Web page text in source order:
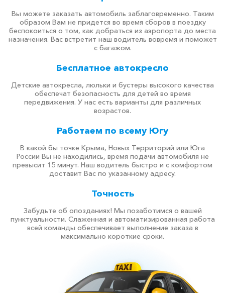
Вы можете заказать автомобиль заблаговременно. Таким
образом Вам не придется во время сборов в поездку
беспокоиться о том, как добраться из аэропорта до места
назначения. Вас встретит наш водитель вовремя и поможет
с багажом.
Бесплатное автокресло
Детские автокресла, люльки и бустеры высокого качества
обеспечат безопасность для детей во время
передвижения. У нас есть варианты для различных
возрастов.
Работаем по всему Югу
В какой бы точке Крыма, Новых Территорий или Юга
России Вы не находились, время подачи автомобиля не
превысит 15 минут. Наш водитель быстро и с комфортом
доставит Вас по указанному адресу.
Точность
Забудьте об опозданиях! Мы позаботимся о вашей
пунктуальности. Слаженная и автоматизированная работа
всей команды обеспечивает выполнение заказа в
максимально короткие сроки.